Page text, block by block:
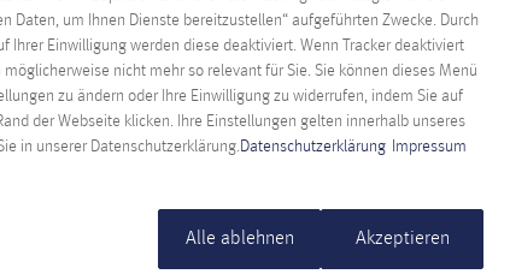
Daten, um Ihnen Dienste bereitzustellen“ aufgeführten Zwecke. Durch
Ihrer Einwilligung werden diese deaktiviert. Wenn Tracker deaktiviert
nicht mehr so relevant für Sie. Sie können dieses Menü
zu ändern oder Ihre Einwilligung zu widerrufen, indem Sie auf
der Webseite klicken. Ihre Einstellungen gelten innerhalb unseres
in unserer Datenschutzerklärung. Datenschutzerklärung Impressum
Alle ablehnen Akzeptieren